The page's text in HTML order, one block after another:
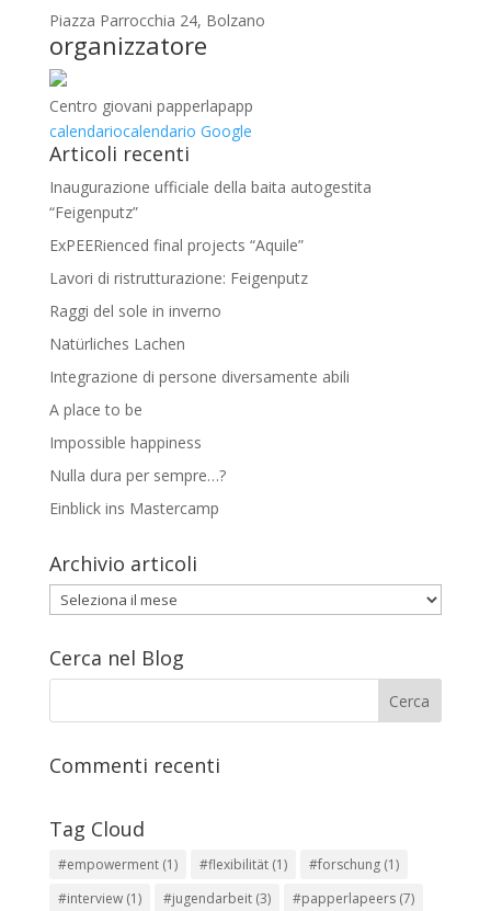
Piazza Parrocchia 24, Bolzano
organizzatore
Centro giovani papperlapapp
calendariocalendario Google
Articoli recenti
Inaugurazione ufficiale della baita autogestita
“Feigenputz”
ExPEERienced final projects “Aquile”
Lavori di ristrutturazione: Feigenputz
Raggi del sole in inverno
Natürliches Lachen
Integrazione di persone diversamente abili
A place to be
Impossible happiness
Nulla dura per sempre…?
Einblick ins Mastercamp
Archivio articoli
Archivio
articoli
Cerca nel Blog
Commenti recenti
Tag Cloud
#empowerment(1) #flexibilität(1) #forschung(1)
#interview(1) #jugendarbeit(3) #papperlapeers(7)